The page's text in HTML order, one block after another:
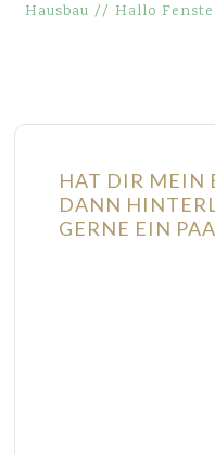
Hausbau // Hallo
HAT DIR MEIN
DANN
GERNE EIN